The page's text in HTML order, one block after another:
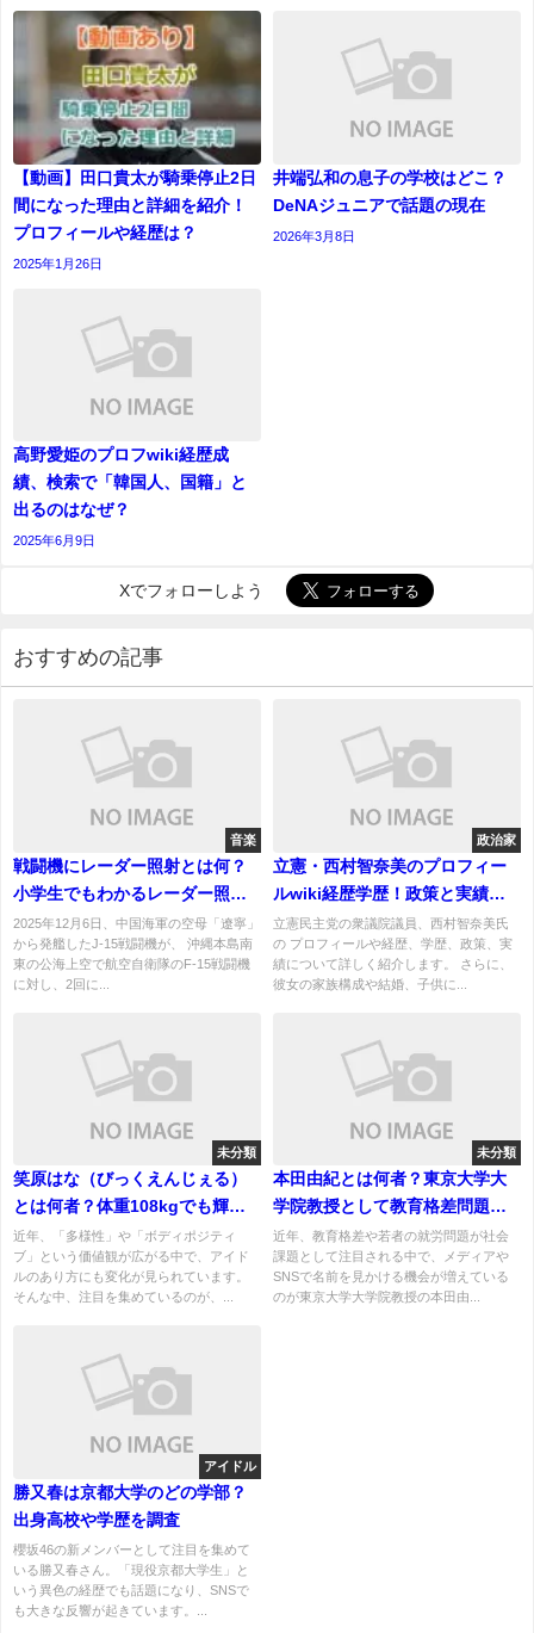
【動画】田口貴太が騎乗停止2日
間になった理由と詳細を紹介！
プロフィールや経歴は？
2025年1月26日
井端弘和の息子の学校はどこ？
DeNAジュニアで話題の現在
2026年3月8日
高野愛姫のプロフwiki経歴成
績、検索で「韓国人、国籍」と
出るのはなぜ？
2025年6月9日
Xでフォローしよう
おすすめの記事
音楽
戦闘機にレーダー照射とは何？
小学生でもわかるレーダー照射
されるとどうなる？
2025年12月6日、中国海軍の空母「遼寧」
から発艦したJ-15戦闘機が、 沖縄本島南
東の公海上空で航空自衛隊のF-15戦闘機
に対し、2回に...
政治家
立憲・西村智奈美のプロフィー
ルwiki経歴学歴！政策と実績！
結婚、夫や子供について！
立憲民主党の衆議院議員、西村智奈美氏
の プロフィールや経歴、学歴、政策、実
績について詳しく紹介します。 さらに、
彼女の家族構成や結婚、子供に...
未分類
笑原はな（びっくえんじぇる）
とは何者？体重108kgでも輝
く“新時代アイドル”が話題に！
近年、「多様性」や「ボディポジティ
ブ」という価値観が広がる中で、アイド
ルのあり方にも変化が見られています。
そんな中、注目を集めているのが、...
未分類
本田由紀とは何者？東京大学大
学院教授として教育格差問題を
研究する教育社会学者を徹底解
説
近年、教育格差や若者の就労問題が社会
課題として注目される中で、メディアや
SNSで名前を見かける機会が増えている
のが東京大学大学院教授の本田由...
アイドル
勝又春は京都大学のどの学部？
出身高校や学歴を調査
櫻坂46の新メンバーとして注目を集めて
いる勝又春さん。「現役京都大学生」と
いう異色の経歴でも話題になり、SNSで
も大きな反響が起きています。...